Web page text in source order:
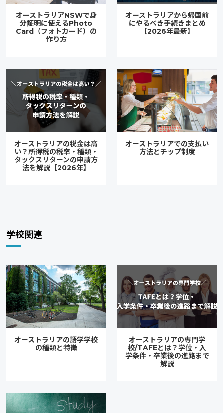
オーストラリアNSWで身
分証明に使えるPhoto
Card（フォトカード）の
作り方
オーストラリアから帰国前
にやるべき手続きまとめ
【2026年最新】
オーストラリアの税金は高
い？所得税の税率・種類・
タックスリターンの申請方
法を解説【2026年】
オーストラリアでの支払い
方法とチップ制度
学校関連
オーストラリアの語学学校
の種類と特徴
オーストラリアの専門学
校/TAFEとは？学位・入
学条件・卒業後の進路まで
解説